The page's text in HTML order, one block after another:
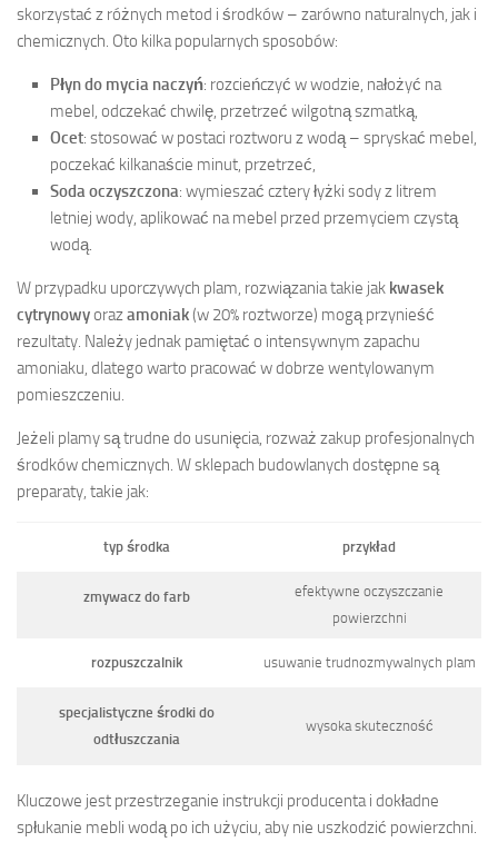
skorzystać z różnych metod i środków – zarówno naturalnych, jak i
chemicznych. Oto kilka popularnych sposobów:
Płyn do mycia naczyń: rozcieńczyć w wodzie, nałożyć na
mebel, odczekać chwilę, przetrzeć wilgotną szmatką,
Ocet: stosować w postaci roztworu z wodą – spryskać mebel,
poczekać kilkanaście minut, przetrzeć,
Soda oczyszczona: wymieszać cztery łyżki sody z litrem
letniej wody, aplikować na mebel przed przemyciem czystą
wodą.
W przypadku uporczywych plam, rozwiązania takie jak kwasek
cytrynowyorazamoniak(w 20% roztworze) mogą przynieść
rezultaty. Należy jednak pamiętać o intensywnym zapachu
amoniaku, dlatego warto pracować w dobrze wentylowanym
pomieszczeniu.
Jeżeli plamy są trudne do usunięcia, rozważ zakup profesjonalnych
środków chemicznych. W sklepach budowlanych dostępne są
preparaty, takie jak:
typ środka przykład
zmywacz do farb
efektywne oczyszczanie
powierzchni
rozpuszczalnik usuwanie trudnozmywalnych plam
specjalistyczne środki do
odtłuszczania
wysoka skuteczność
Kluczowe jest przestrzeganie instrukcji producenta i dokładne
spłukanie mebli wodą po ich użyciu, aby nie uszkodzić powierzchni.